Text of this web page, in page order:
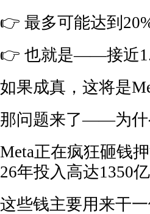
👉 最多可能达到
👉 也就是——接近
如果成真，这将是
那问题来了——为什
Meta正在疯狂砸钱
26年投入高达1350
这些钱主要用来干一